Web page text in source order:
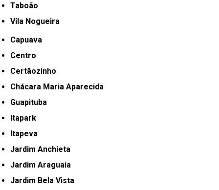
Taboão
Vila Nogueira
Capuava
Centro
Certãozinho
Chácara Maria Aparecida
Guapituba
Itapark
Itapeva
Jardim Anchieta
Jardim Araguaia
Jardim Bela Vista